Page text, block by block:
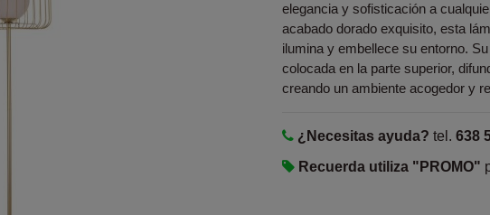
elegancia y sofisticación a
acabado dorado exquisito, esta
ilumina y embellece su entorno.
colocada en la parte superior,
creando un ambiente acogedor y
¿Necesitas ayuda? tel. 638
Recuerda utiliza "PROMO"